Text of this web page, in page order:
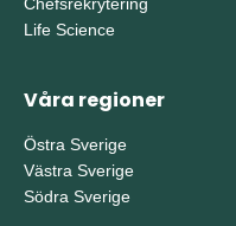
Life Science
Våra regioner
Östra Sverige
Västra Sverige
Södra Sverige